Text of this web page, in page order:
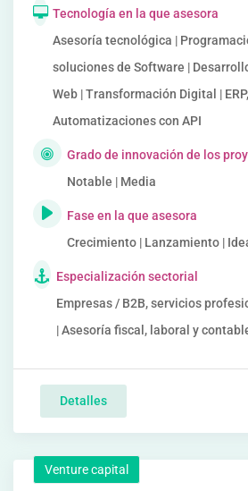
Tecnología en la que asesora
Asesoría tecnológica |
soluciones de Software |
Web | Transformación Digital |
Automatizaciones con API
Grado de innovación de los
Notable | Media
Fase en la que asesora
Crecimiento | Lanzamiento |
Especialización sectorial
Empresas / B2B, servicios
| Asesoría fiscal, laboral y
Detalles
Venture capital